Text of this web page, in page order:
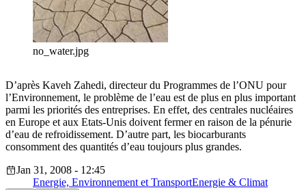
no_water.jpg
D’après Kaveh Zahedi, directeur du Programmes de l’ONU pour
l’Environnement, le problème de l’eau est de plus en plus important
parmi les priorités des entreprises. En effet, des centrales nucléaires
en Europe et aux Etats-Unis doivent fermer en raison de la pénurie
d’eau de refroidissement. D’autre part, les biocarburants
consomment des quantités d’eau toujours plus grandes.
Jan 31, 2008 - 12:45
Energie, Environnement et TransportEnergie & Climat